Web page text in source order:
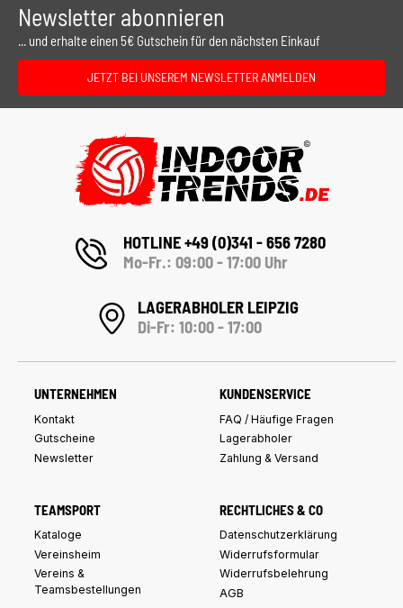
Newsletter abonnieren
... und erhalte einen 5€ Gutschein für den nächsten Einkauf
JETZT BEI UNSEREM NEWSLETTER ANMELDEN
HOTLINE +49 (0)341 - 656 7280
Mo-Fr.: 09:00 - 17:00 Uhr
LAGERABHOLER LEIPZIG
Di-Fr: 10:00 - 17:00
UNTERNEHMEN
Kontakt
Gutscheine
Newsletter
KUNDENSERVICE
FAQ / Häufige Fragen
Lagerabholer
Zahlung & Versand
TEAMSPORT
Kataloge
Vereinsheim
Vereins &
Teamsbestellungen
RECHTLICHES & CO
Datenschutzerklärung
Widerrufsformular
Widerrufsbelehrung
AGB